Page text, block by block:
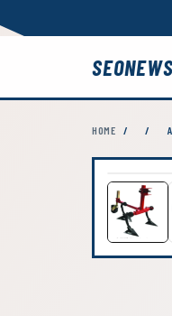
HOME / /